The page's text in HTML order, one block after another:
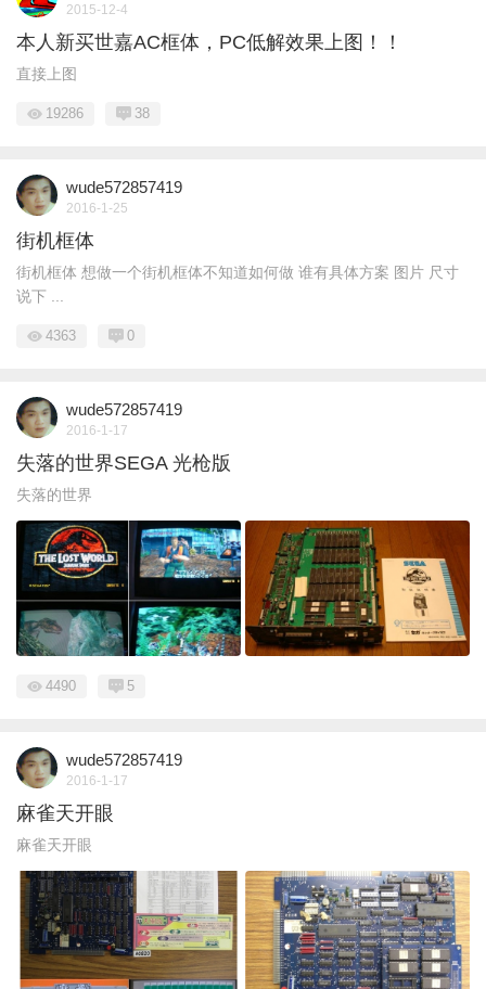
2015-12-4
本人新买世嘉AC框体，PC低解效果上图！！
直接上图
19286 38
wude572857419
2016-1-25
街机框体
街机框体 想做一个街机框体不知道如何做 谁有具体方案 图片 尺寸
说下 ...
4363 0
wude572857419
2016-1-17
失落的世界SEGA 光枪版
失落的世界
4490 5
wude572857419
2016-1-17
麻雀天开眼
麻雀天开眼